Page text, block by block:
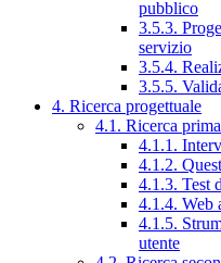
pubblico
3.5.3.
servizio
3.5.4.
3.5.5.
4. Ricerca progettuale
4.1. Ricerca
4.1.1.
4.1.2.
4.1.3. Test
4.1.4. Web
4.1.5.
utente